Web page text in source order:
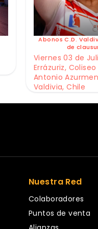
Abonos C.D.
de
Viernes 03 de
Errázuriz,
Antonio
Valdivia, Chile
Nuestra Red
Colaboradores
Puntos de venta